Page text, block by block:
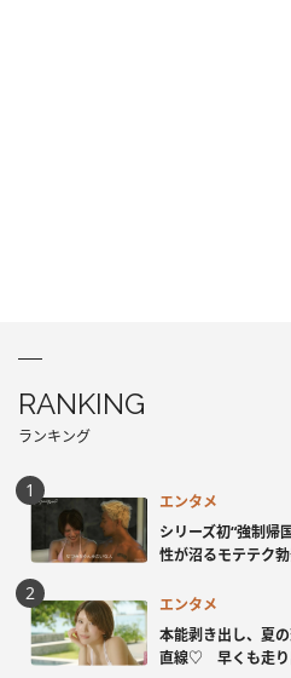
RANKING
ランキング
エンタメ
シリーズ初“強制
性が沼るモテテク
エンタメ
本能剥き出し、夏
直線♡ 早くも走り